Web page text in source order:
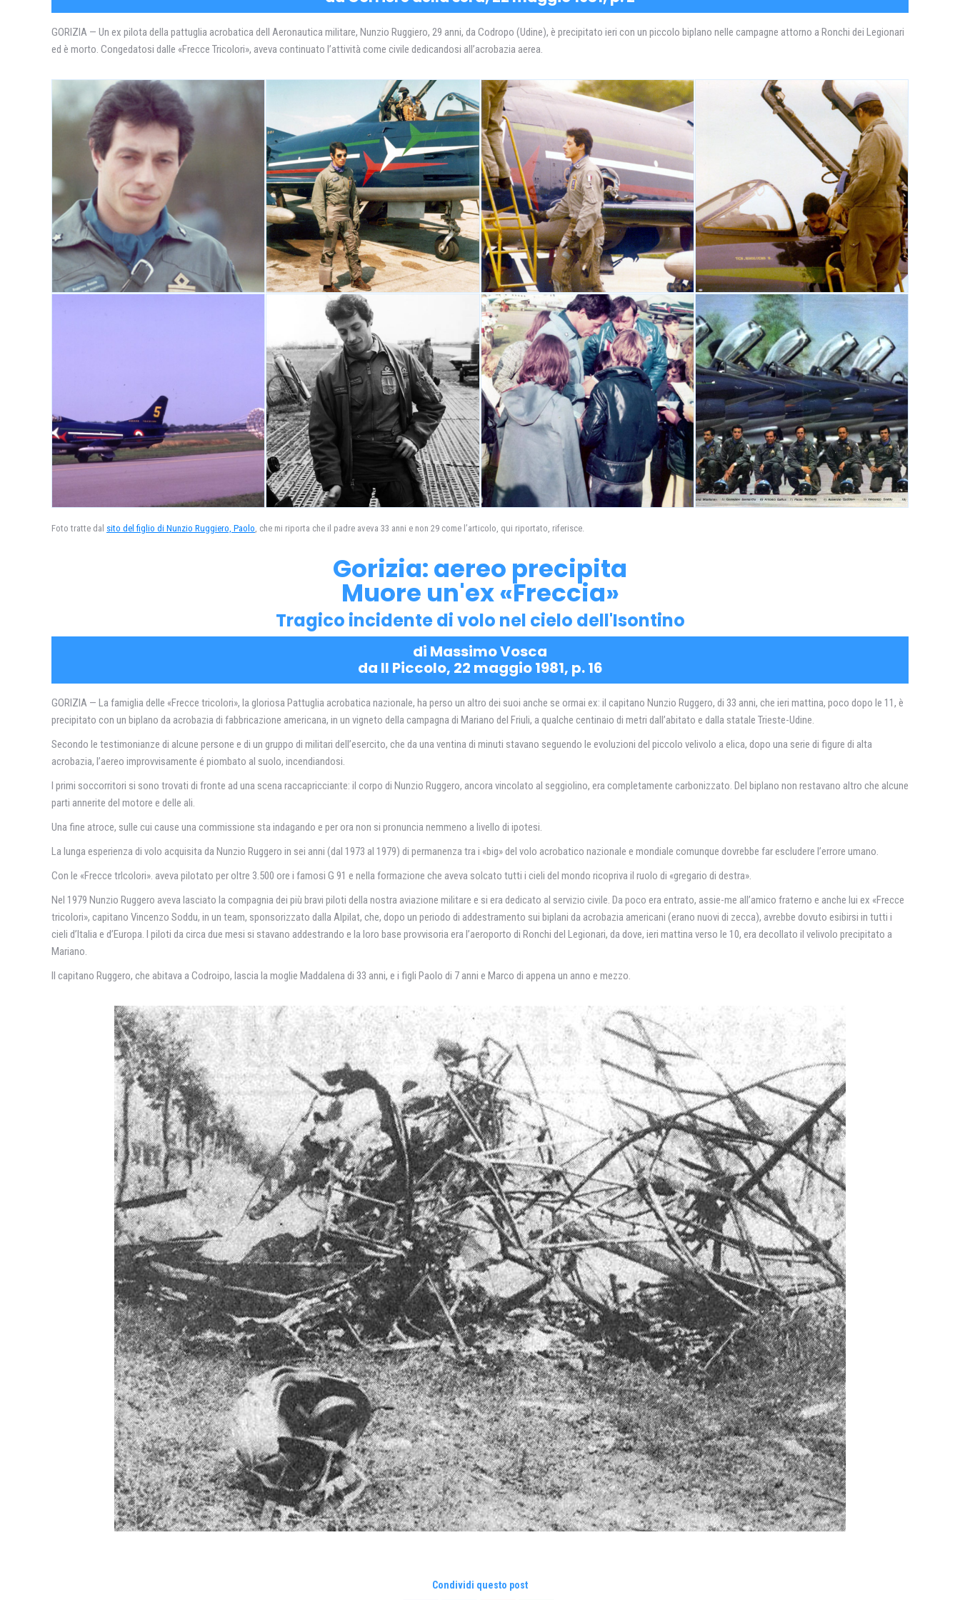
GORIZIA — Un ex pilota della pattuglia acrobatica delI Aeronautica militare, Nunzio Ruggiero, 29 anni, da Codropo (Udine), è precipitato ieri con un piccolo biplano nelle campagne attorno a Ronchi dei Legionari
ed è morto. Congedatosi dalle «Frecce Tricolori», aveva continuato l’attività come civile dedicandosi all’acrobazia aerea.
Foto tratte dal sito del figlio di Nunzio Ruggiero, Paolo , che mi riporta che il padre aveva 33 anni e non 29 come l’articolo, qui riportato, riferisce.
Gorizia: aereo precipita
Muore un'ex «Freccia»
Tragico incidente di volo nel cielo dell'Isontino
di Massimo Vosca
da Il Piccolo, 22 maggio 1981, p. 16
GORIZIA — La famiglia delle «Frecce tricolori», la gloriosa Pattuglia acrobatica nazionale, ha perso un altro dei suoi anche se ormai ex: il capitano Nunzio Ruggero, di 33 anni, che ieri mattina, poco dopo le 11, è
precipitato con un biplano da acrobazia di fabbricazione americana, in un vigneto della campagna di Mariano del Friuli, a qualche centinaio di metri dall’abitato e dalla statale Trieste-Udine.
Secondo le testimonianze di alcune persone e di un gruppo di militari dell’esercito, che da una ventina di minuti stavano seguendo le evoluzioni del piccolo velivolo a elica, dopo una serie di figure di alta
acrobazia, l’aereo improvvisamente é piombato al suolo, incendiandosi.
I primi soccorritori si sono trovati di fronte ad una scena raccapricciante: il corpo di Nunzio Ruggero, ancora vincolato al seggiolino, era completamente carbonizzato. Del biplano non restavano altro che alcune
parti annerite del motore e delle ali.
Una fine atroce, sulle cui cause una commissione sta indagando e per ora non si pronuncia nemmeno a livello di ipotesi.
La lunga esperienza di volo acquisita da Nunzio Ruggero in sei anni (dal 1973 al 1979) di permanenza tra i «big» del volo acrobatico nazionale e mondiale comunque dovrebbe far escludere l’errore umano.
Con le «Frecce trIcolori». aveva pilotato per oltre 3.500 ore i famosi G 91 e nella formazione che aveva solcato tutti i cieli del mondo ricopriva il ruolo di «gregario di destra».
Nel 1979 Nunzio Ruggero aveva lasciato la compagnia dei più bravi piloti della nostra aviazione militare e si era dedicato al servizio civile. Da poco era entrato, assie-me all’amico fraterno e anche lui ex «Frecce
tricolori», capitano Vincenzo Soddu, in un team, sponsorizzato dalla Alpilat, che, dopo un periodo di addestramento sui biplani da acrobazia americani (erano nuovi di zecca), avrebbe dovuto esibirsi in tutti i
cieli d’Italia e d’Europa. I piloti da circa due mesi si stavano addestrando e la loro base provvisoria era l’aeroporto di Ronchi del Legionari, da dove, ieri mattina verso le 10, era decollato il velivolo precipitato a
Mariano.
Il capitano Ruggero, che abitava a Codroipo, lascia la moglie Maddalena di 33 anni, e i figli Paolo di 7 anni e Marco di appena un anno e mezzo.
Condividi questo post